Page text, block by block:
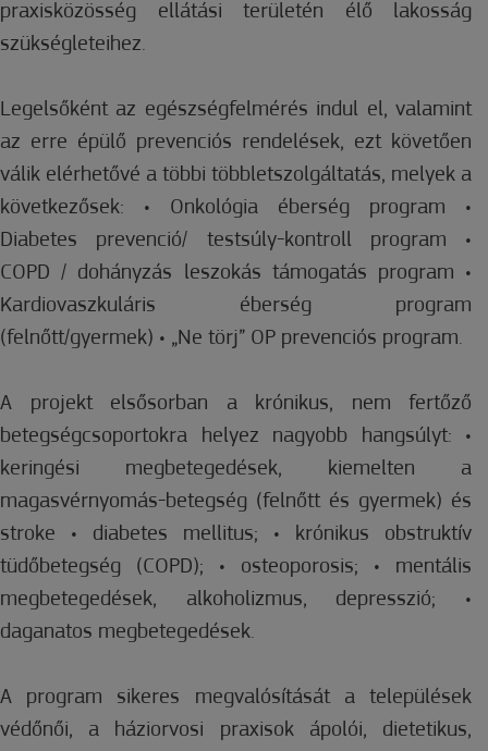
praxisközösség ellátási területén élő lakosság
szükségleteihez.
Legelsőként az egészségfelmérés indul el, valamint
az erre épülő prevenciós rendelések, ezt követően
válik elérhetővé a többi többletszolgáltatás, melyek a
következősek: • Onkológia éberség program •
Diabetes prevenció/ testsúly-kontroll program •
COPD / dohányzás leszokás támogatás program •
Kardiovaszkuláris éberség program
(felnőtt/gyermek) • „Ne törj” OP prevenciós program.
A projekt elsősorban a krónikus, nem fertőző
betegségcsoportokra helyez nagyobb hangsúlyt: •
keringési megbetegedések, kiemelten a
magasvérnyomás-betegség (felnőtt és gyermek) és
stroke • diabetes mellitus; • krónikus obstruktív
tüdőbetegség (COPD); • osteoporosis; • mentális
megbetegedések, alkoholizmus, depresszió; •
daganatos megbetegedések.
A program sikeres megvalósítását a települések
védőnői, a háziorvosi praxisok ápolói, dietetikus,